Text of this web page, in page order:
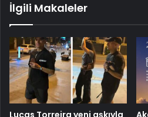
İlgili Makaleler
Lucas Torreira yeni aşkıyla